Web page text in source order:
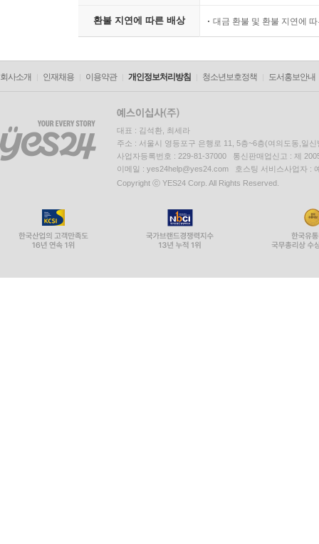
환불 지연에 따른 배상 대금 환불 및 환불 지연에
회사소개 인재채용 이용약관 개인정보처리방침 청소년보호정책 도서홍보안내
대표 : 김석환, 최세라
주소 : 서울시 영등포구 은행로 11, 5층~6층(여의도동,일신
사업자등록번호 : 229-81-37000 통신판매업신고 : 제
이메일 : yes24help@yes24.com 호스팅 서비스사업자 :
Copyright ⓒ YES24 Corp. All Rights Reserved.